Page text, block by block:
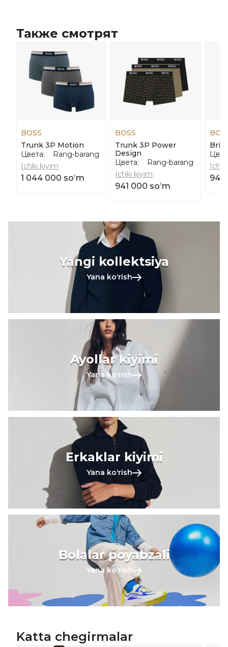
Также смотрят
BOSS
Trunk 3P Motion
Цвета:
Rang-barang
Ichki kiyim
1 044 000 soʻm
BOSS
Trunk 3P Power
Design
Цвета:
Rang-barang
Ichki kiyim
941 000 soʻm
949
Yangi kollektsiya
Yana koʻrish
Ayollar kiyimi
Yana koʻrish
Erkaklar kiyimi
Yana koʻrish
Bolalar poyabzali
Yana koʻrish
Katta chegirmalar